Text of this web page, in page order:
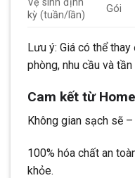
kỳ (tuần/lần)
Gói
Lưu ý: Giá có thể
phòng, nhu cầu và
Cam kết từ
Không gian sạch sẽ
100% hóa chất an
khỏe.